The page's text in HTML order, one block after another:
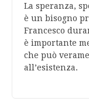
La speranza,
è un bisogno
Francesco
è importante
che può
all’esistenza.